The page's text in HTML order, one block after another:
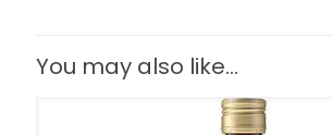
You may also like…